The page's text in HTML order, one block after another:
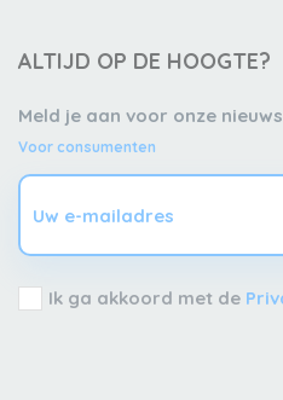
ALTIJD OP DE HOOGTE?
Meld je aan voor onze
Voor consumenten
Ik ga akkoord met de